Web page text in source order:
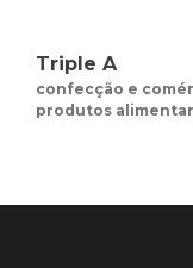
Triple A
confecção e
produtos